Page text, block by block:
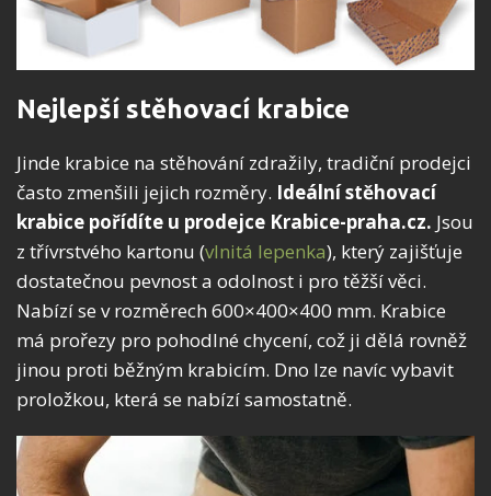
Nejlepší stěhovací krabice
Jinde krabice na stěhování zdražily, tradiční prodejci
často zmenšili jejich rozměry. Ideální stěhovací
krabice pořídíte u prodejce Krabice-praha.cz. Jsou
z třívrstvého kartonu (vlnitá lepenka), který zajišťuje
dostatečnou pevnost a odolnost i pro těžší věci.
Nabízí se v rozměrech 600×400×400 mm. Krabice
má prořezy pro pohodlné chycení, což ji dělá rovněž
jinou proti běžným krabicím. Dno lze navíc vybavit
proložkou, která se nabízí samostatně.